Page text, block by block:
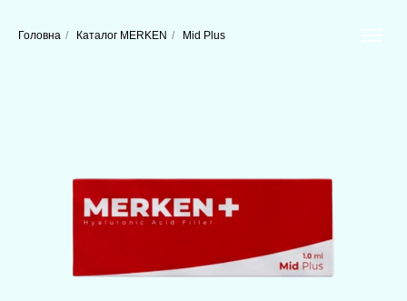
Головна / Каталог MERKEN / Mid Plus